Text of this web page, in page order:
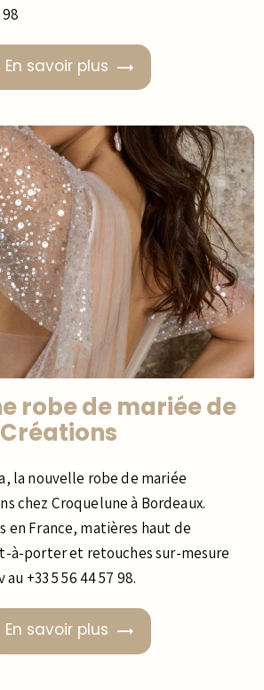
En savoir plus
robe de mariée de
la nouvelle robe de mariée
chez Croquelune à Bordeaux.
en France, matières haut de
à-porter et retouches sur-mesure
+33 5 56 44 57 98.
En savoir plus